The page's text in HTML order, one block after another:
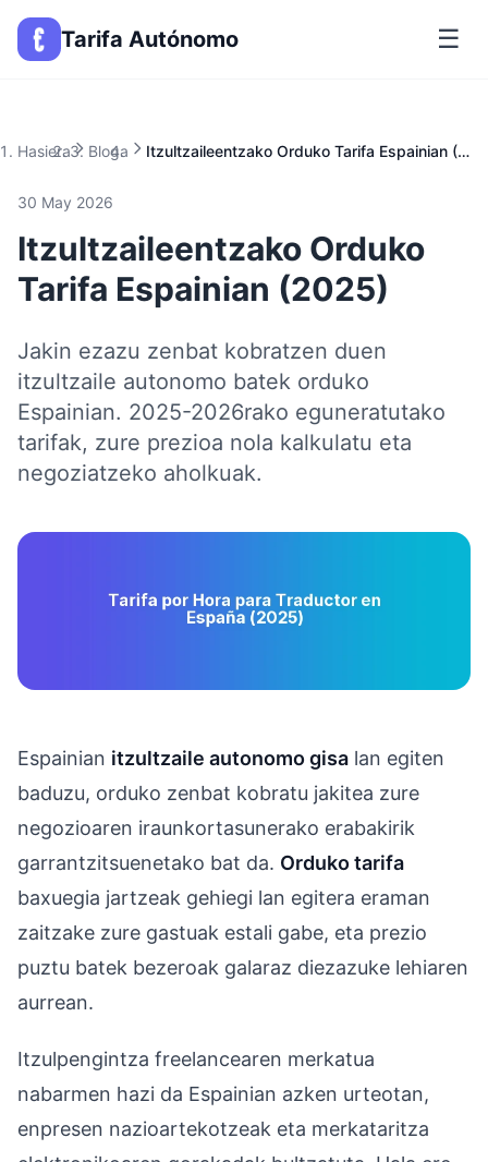
Tarifa Autónomo ☰
Hasiera Bloga Itzultzaileentzako Orduko Tarifa Espainian (2025)
30 May 2026
Itzultzaileentzako Orduko
Tarifa Espainian (2025)
Jakin ezazu zenbat kobratzen duen
itzultzaile autonomo batek orduko
Espainian. 2025-2026rako eguneratutako
tarifak, zure prezioa nola kalkulatu eta
negoziatzeko aholkuak.
Espainian itzultzaile autonomo gisa lan egiten
baduzu, orduko zenbat kobratu jakitea zure
negozioaren iraunkortasunerako erabakirik
garrantzitsuenetako bat da. Orduko tarifa
baxuegia jartzeak gehiegi lan egitera eraman
zaitzake zure gastuak estali gabe, eta prezio
puztu batek bezeroak galaraz diezazuke lehiaren
aurrean.
Itzulpengintza freelancearen merkatua
nabarmen hazi da Espainian azken urteotan,
enpresen nazioartekotzeak eta merkataritza